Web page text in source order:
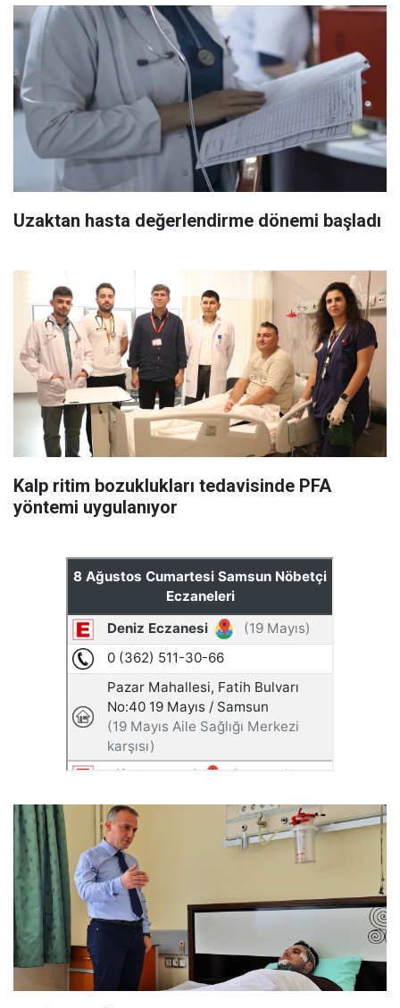
Uzaktan hasta değerlendirme dönemi başladı
Kalp ritim bozuklukları tedavisinde PFA
yöntemi uygulanıyor